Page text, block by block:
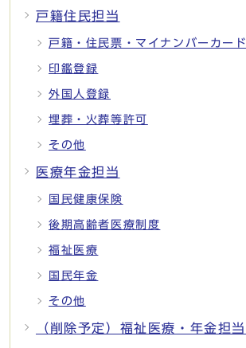
戸籍住民担当
戸籍・住民票・マイナンバーカード
印鑑登録
外国人登録
埋葬・火葬等許可
その他
医療年金担当
国民健康保険
後期高齢者医療制度
福祉医療
国民年金
その他
（削除予定）福祉医療・年金担当